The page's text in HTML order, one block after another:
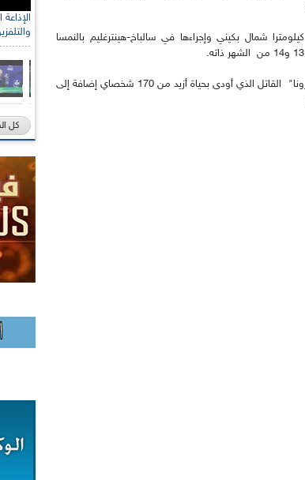
50 كيلومترا شمال بكيني وإجراءها في سالباخ-هينترغليم بالنمسا
وأبرز الاتحاد أن القرار يأتي جراء التداعيات "الخطيرة" لفيروس "كورونا" القاتل الذي أودى بحياة أزيد من 170 شخصاي إضافة إلى
كل